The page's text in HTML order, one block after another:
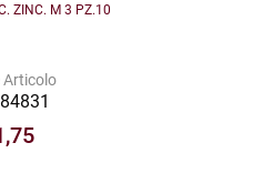
ZINC. M 3 PZ.10
Articolo